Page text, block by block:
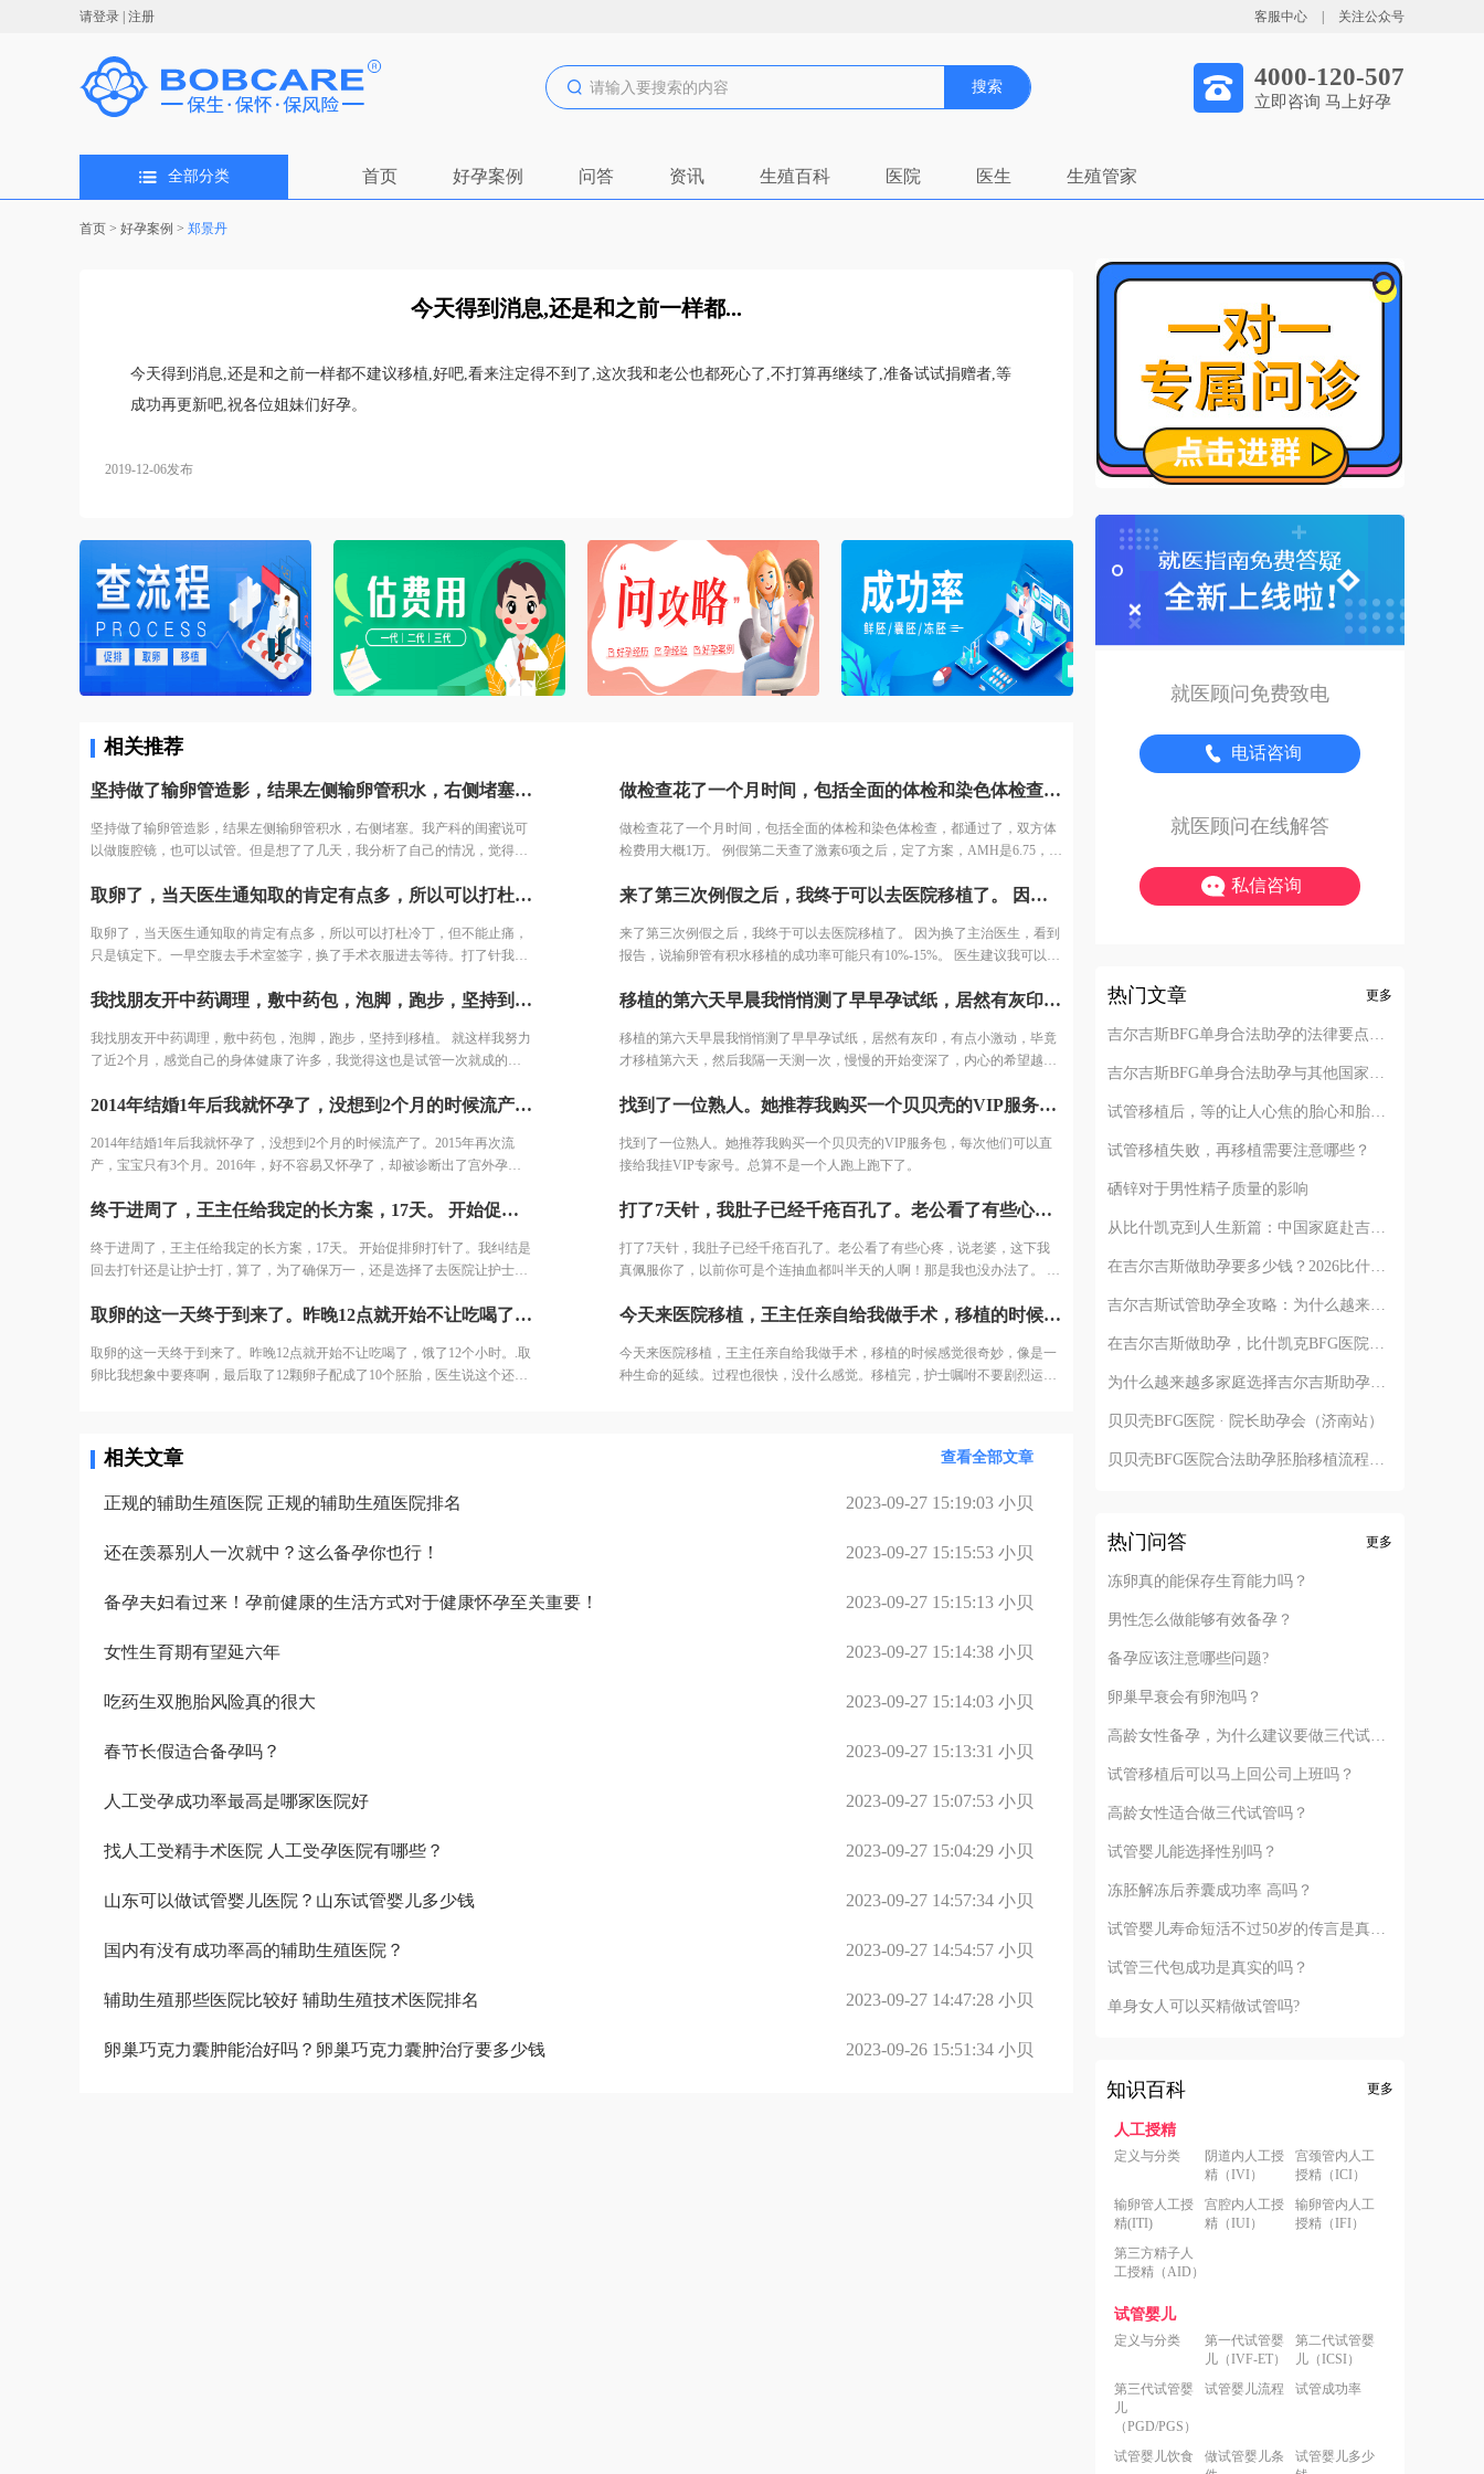
请登录 | 注册 客服中心 | 关注公众号
搜索 4000-120-507
立即咨询 马上好孕
全部分类 首页 好孕案例 问答 资讯 生殖百科 医院 医生 生殖管家
首页 > 好孕案例 > 郑景丹
今天得到消息,还是和之前一样都...
今天得到消息,还是和之前一样都不建议移植,好吧,看来注定得不到了,这次我和老公也都死心了,不打算再继续了,准备试试捐赠者,等
成功再更新吧,祝各位姐妹们好孕。
2019-12-06发布
相关推荐
坚持做了输卵管造影，结果左侧输卵管积水，右侧堵塞。我产科的闺蜜说可以做腹腔镜，也可以试管。但是想了了几天，我分析了自己的情况，觉得手术之后再尝试，万一没怀复发还是要去试管。再者也怕自己怀容易宫外孕，我家离三附院比较近，打算直接去三附院，试管了。
坚持做了输卵管造影，结果左侧输卵管积水，右侧堵塞。我产科的闺蜜说可
以做腹腔镜，也可以试管。但是想了了几天，我分析了自己的情况，觉得手
我家离三附院比较近，打算直接去三附院，试管了。
做检查花了一个月时间，包括全面的体检和染色体检查，都通过了，双方体检费用大概1万。 例假第二天查了激素6项之后，定了方案，AMH是6.75，情况还可以，所以直接是长方案。开始降调打针，然后打促排针，用的进口针。 打了几天促排针之后医生通知说，吸收不太好，可能最后取的时候都没有成熟的卵子，还让我签了风险通知书。也可以放弃继续打针，当然我肯定没有放弃。 然后开始每天加大剂量，之后出现了严重的并发症，一会儿后面跟大家细说。 因为卵泡一直长不大，所以和我一批的姐妹都停针取卵了，我还在打针，一共打了14天促排针。
做检查花了一个月时间，包括全面的体检和染色体检查，都通过了，双方体
检费用大概1万。 例假第二天查了激素6项之后，定了方案，AMH是6.75，情
针。 打了几天促排针之后医生通知说，吸收不太好，可能最后取的时候都没
没有放弃。 然后开始每天加大剂量，之后出现了严重的并发症，一会儿后面
跟大家细说。 因为卵泡一直长不大，所以和我一批的姐妹都停针取卵了，我
取卵了，当天医生通知取的肯定有点多，所以可以打杜冷丁，但不能止痛，只是镇定下。一早空腹去手术室签字，换了手术衣服进去等待。打了针我就躺床上等着，看着之前取卵的姐妹一个一个出来都哭了，我也怕的不行了。 结果出来了，取了22个，配对17个，结果冻胚5个囊胚1个。 取卵之后第三天，卵巢过度刺激征开始了，喝进去的水和食物根本排不出来。进去多出来少，可想而知多难受，短短几天，肚子如同怀孕几个月，全身鼓起来，吃不好睡不好。 由于积液严重，直接住院治疗，期间对几种治疗的药物全部过敏。每天只能挂葡萄糖，难受得想死。 最后听产科闺蜜建议，托人去医药公司买了人球白蛋白挂上，突然一晚跑了很多次厕所，第二天马上松快了许多。这关算是熬过去了。 补充下，造成卵巢过度刺激征的原因一个是因为年轻，卵巢敏感，受到大量药物刺激，激素水平失调，再者就是血液里的电解质缺失导致大量血液里的蛋白流失。
取卵了，当天医生通知取的肯定有点多，所以可以打杜冷丁，但不能止痛，
只是镇定下。一早空腹去手术室签字，换了手术衣服进去等待。打了针我就
结果出来了，取了22个，配对17个，结果冻胚5个囊胚1个。 取卵之后第三
少，可想而知多难受，短短几天，肚子如同怀孕几个月，全身鼓起来，吃不
好睡不好。 由于积液严重，直接住院治疗，期间对几种治疗的药物全部过
司买了人球白蛋白挂上，突然一晚跑了很多次厕所，第二天马上松快了许
轻，卵巢敏感，受到大量药物刺激，激素水平失调，再者就是血液里的电解
质缺失导致大量血液里的蛋白流失。
来了第三次例假之后，我终于可以去医院移植了。 因为换了主治医生，看到报告，说输卵管有积水移植的成功率可能只有10%-15%。 医生建议我可以移植试试，毕竟胚胎多。最后我决定还是移植试试，第一只是一侧积水，并且是中度，有可能只是堵塞了，造影剂打进去，没有出来，显示是积水。第二我也可以调理身体去掉积水啊。
来了第三次例假之后，我终于可以去医院移植了。 因为换了主治医生，看到
报告，说输卵管有积水移植的成功率可能只有10%-15%。 医生建议我可以移
是中度，有可能只是堵塞了，造影剂打进去，没有出来，显示是积水。第二
我找朋友开中药调理，敷中药包，泡脚，跑步，坚持到移植。 就这样我努力了近2个月，感觉自己的身体健康了许多，我觉得这也是试管一次就成的重要原因之一。 好不容易熬到了11月，B超医生一看内膜只有0.6cm，劝我取消移植，其实自己之前3次促排内膜都很好，这次内膜薄可能是因为周期长，内膜还没长起来，还有对补佳乐这个药根本不吸收，所以我还是坚持移植，医生说要平常心，但我看姐妹们的分享知道成功率可能只有1成不到了。 因为医生要求移植前三天每天塞2颗黄体酮，给移植做准备，我竟然忘了1次，又吓得不行，但是我想既然都到了现在，不想浪费这么多心血，再者调理了身体之后，我对自己有信心。 医生也就没说什么，直接签了风险书，等着隔天移植。 11月30号移植当天，我紧张半天，移植竟然一点感觉都没有。移植之后我直接回家了。
我找朋友开中药调理，敷中药包，泡脚，跑步，坚持到移植。 就这样我努力
了近2个月，感觉自己的身体健康了许多，我觉得这也是试管一次就成的重
移植，其实自己之前3次促排内膜都很好，这次内膜薄可能是因为周期长，
医生说要平常心，但我看姐妹们的分享知道成功率可能只有1成不到了。 因
为医生要求移植前三天每天塞2颗黄体酮，给移植做准备，我竟然忘了1次，
身体之后，我对自己有信心。 医生也就没说什么，直接签了风险书，等着隔
之后我直接回家了。
移植的第六天早晨我悄悄测了早早孕试纸，居然有灰印，有点小激动，毕竟才移植第六天，然后我隔一天测一次，慢慢的开始变深了，内心的希望越来越大。果不其然，移植后第14天hcg2640。 在等一超的的几天，因为有褐色血又去医院查了一次，那是移植的第19天，hcg3340。 医生说可以看看B超，一看有卵黄囊，但孕囊不规则，因为出血加孕囊不规则，医生说，可能要流产，回家保胎，把我吓的赶紧回家躺着保胎。煎熬啊，就这样熬了7天，一周之后去查一超，结果都好，孕囊好了，胎心胎芽也比别人长的好。 其实孕早期出血真没什么，出现褐色分泌物的原因太多，但如果是鲜血，那要去医院做详细的检查了。 还有如果孕囊不规则，应该是胚胎还小，大了自然会长好，不要吓唬自己。所以还是要听医生的，让什么时候去检查就什么时候去，不要提早，免得吓一跳，没事都吓出事了。 不要太焦虑了，我那么难都怀孕了，相信你们也可以！祝大家2020都好孕。
移植的第六天早晨我悄悄测了早早孕试纸，居然有灰印，有点小激动，毕竟
才移植第六天，然后我隔一天测一次，慢慢的开始变深了，内心的希望越来
血又去医院查了一次，那是移植的第19天，hcg3340。 医生说可以看看B超，
产，回家保胎，把我吓的赶紧回家躺着保胎。煎熬啊，就这样熬了7天，一
周之后去查一超，结果都好，孕囊好了，胎心胎芽也比别人长的好。 其实孕
院做详细的检查了。 还有如果孕囊不规则，应该是胚胎还小，大了自然会长
去，不要提早，免得吓一跳，没事都吓出事了。 不要太焦虑了，我那么难都
怀孕了，相信你们也可以！祝大家2020都好孕。
2014年结婚1年后我就怀孕了，没想到2个月的时候流产了。2015年再次流产，宝宝只有3个月。2016年，好不容易又怀孕了，却被诊断出了宫外孕。接下来的2年，一直没有怀孕的音信。 不知道为什么命运要一直这样折磨我，万般无奈下，我踏上了试管的旅途。 我拉着老公来到了郑大三附院的生殖中心。 初步问诊，医生给了我一叠厚厚的检查单。我按照检查单并对照着手上的纸张，一个窗口一个窗口的去检查了。这样检查的日子，一直持续了一个月，所有检查结果才凑齐。
2014年结婚1年后我就怀孕了，没想到2个月的时候流产了。2015年再次流
产，宝宝只有3个月。2016年，好不容易又怀孕了，却被诊断出了宫外孕。
我，万般无奈下，我踏上了试管的旅途。 我拉着老公来到了郑大三附院的生
手上的纸张，一个窗口一个窗口的去检查了。这样检查的日子，一直持续了
一个月，所有检查结果才凑齐。
找到了一位熟人。她推荐我购买一个贝贝壳的VIP服务包，每次他们可以直接给我挂VIP专家号。总算不是一个人跑上跑下了。
找到了一位熟人。她推荐我购买一个贝贝壳的VIP服务包，每次他们可以直
接给我挂VIP专家号。总算不是一个人跑上跑下了。
终于进周了，王主任给我定的长方案，17天。 开始促排卵打针了。我纠结是回去打针还是让护士打，算了，为了确保万一，还是选择了去医院让护士打。今天去打针的人还是挺多的，再有耐心的护士也无法保持笑脸。给我打针的护士进到注射室的时候，满脸疲惫，但是还是耐心的给我打针了!
终于进周了，王主任给我定的长方案，17天。 开始促排卵打针了。我纠结是
回去打针还是让护士打，算了，为了确保万一，还是选择了去医院让护士
针的护士进到注射室的时候，满脸疲惫，但是还是耐心的给我打针了!
打了7天针，我肚子已经千疮百孔了。老公看了有些心疼，说老婆，这下我真佩服你了，以前你可是个连抽血都叫半天的人啊！那是我也没办法了。 因为总是要请假，工资被扣了不少钱。但是我又不想让单位的人知道在做试管，就辞职了，钱，没了可以再挣，孩子，要赶快要！为了宝宝我什么都愿意！
打了7天针，我肚子已经千疮百孔了。老公看了有些心疼，说老婆，这下我
真佩服你了，以前你可是个连抽血都叫半天的人啊！那是我也没办法了。 因
管，就辞职了，钱，没了可以再挣，孩子，要赶快要！为了宝宝我什么都愿
取卵的这一天终于到来了。昨晚12点就开始不让吃喝了，饿了12个小时。.取卵比我想象中要疼啊，最后取了12颗卵子配成了10个胚胎，医生说这个还是不错的结果了，我也不知道算好不算，但是我尽力了啊。医生建议我继续养囊。没想到配成了5个囊胚！太高兴了，今天我要吃点好吃的庆祝下。
取卵的这一天终于到来了。昨晚12点就开始不让吃喝了，饿了12个小时。.取
卵比我想象中要疼啊，最后取了12颗卵子配成了10个胚胎，医生说这个还是
今天来医院移植，王主任亲自给我做手术，移植的时候感觉很奇妙，像是一种生命的延续。过程也很快，没什么感觉。移植完，护士嘱咐不要剧烈运动，多休息，12天后可以测测早早孕，然后我就回家了。
今天来医院移植，王主任亲自给我做手术，移植的时候感觉很奇妙，像是一
种生命的延续。过程也很快，没什么感觉。移植完，护士嘱咐不要剧烈运
相关文章 查看全部文章
正规的辅助生殖医院 正规的辅助生殖医院排名 2023-09-27 15:19:03 小贝
还在羡慕别人一次就中？这么备孕你也行！ 2023-09-27 15:15:53 小贝
备孕夫妇看过来！孕前健康的生活方式对于健康怀孕至关重要！ 2023-09-27 15:15:13 小贝
女性生育期有望延六年 2023-09-27 15:14:38 小贝
吃药生双胞胎风险真的很大 2023-09-27 15:14:03 小贝
春节长假适合备孕吗？ 2023-09-27 15:13:31 小贝
人工受孕成功率最高是哪家医院好 2023-09-27 15:07:53 小贝
找人工受精手术医院 人工受孕医院有哪些？ 2023-09-27 15:04:29 小贝
山东可以做试管婴儿医院？山东试管婴儿多少钱 2023-09-27 14:57:34 小贝
国内有没有成功率高的辅助生殖医院？ 2023-09-27 14:54:57 小贝
辅助生殖那些医院比较好 辅助生殖技术医院排名 2023-09-27 14:47:28 小贝
卵巢巧克力囊肿能治好吗？卵巢巧克力囊肿治疗要多少钱 2023-09-26 15:51:34 小贝
就医顾问免费致电
电话咨询
就医顾问在线解答
私信咨询
热门文章 更多
吉尔吉斯BFG单身合法助孕的法律要点解析
吉尔吉斯BFG单身合法助孕与其他国家对比
试管移植后，等的让人心焦的胎心和胎芽，何时会出现？
试管移植失败，再移植需要注意哪些？
硒锌对于男性精子质量的影响
从比什凯克到人生新篇：中国家庭赴吉尔吉斯助孕的完整路径解析
在吉尔吉斯做助孕要多少钱？2026比什凯克费用全公开，拒绝隐形消费
吉尔吉斯试管助孕全攻略：为什么越来越多的中国家庭选择比什凯克？
在吉尔吉斯做助孕，比什凯克BFG医院全流程深度解析：从签约到抱娃
为什么越来越多家庭选择吉尔吉斯助孕？比什凯克BFG医院的四个核心答案
贝贝壳BFG医院 · 院长助孕会（济南站）
贝贝壳BFG医院合法助孕胚胎移植流程详解
热门问答 更多
冻卵真的能保存生育能力吗？
男性怎么做能够有效备孕？
备孕应该注意哪些问题?
卵巢早衰会有卵泡吗？
高龄女性备孕，为什么建议要做三代试管？
试管移植后可以马上回公司上班吗？
高龄女性适合做三代试管吗？
试管婴儿能选择性别吗？
冻胚解冻后养囊成功率 高吗？
试管婴儿寿命短活不过50岁的传言是真的吗？
试管三代包成功是真实的吗？
单身女人可以买精做试管吗?
知识百科 更多
人工授精
定义与分类
阴道内人工授
精（IVI）
宫颈管内人工
授精（ICI）
输卵管人工授
精(ITI)
宫腔内人工授
精（IUI）
输卵管内人工
授精（IFI）
第三方精子人
工授精（AID）
试管婴儿
定义与分类
第一代试管婴
儿（IVF-ET）
第二代试管婴
儿（ICSI）
第三代试管婴
儿
（PGD/PGS）
试管婴儿流程 试管成功率
试管婴儿饮食
做试管婴儿条
试管婴儿多少